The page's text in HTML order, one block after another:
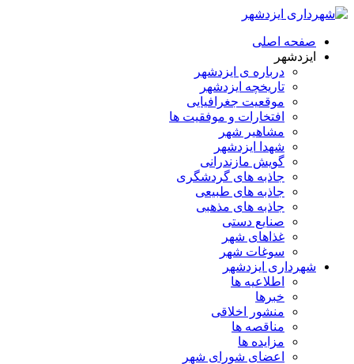
صفحه اصلی
ایزدشهر
درباره ی ایزدشهر
تاریخچه ایزدشهر
موقعیت جغرافیایی
افتخارات و موفقیت ها
مشاهیر شهر
شهدا ایزدشهر
گویش مازندرانی
جاذبه های گردشگری
جاذبه های طبیعی
جاذبه های مذهبی
صنایع دستی
غذاهای شهر
سوغات شهر
شهرداری ایزدشهر
اطلاعیه ها
خبرها
منشور اخلاقی
مناقصه ها
مزایده ها
اعضای شورای شهر